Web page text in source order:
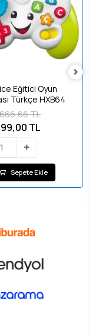
Eğitici Oyun
Türkçe HXB64
TL
TL
Sepete Ekle